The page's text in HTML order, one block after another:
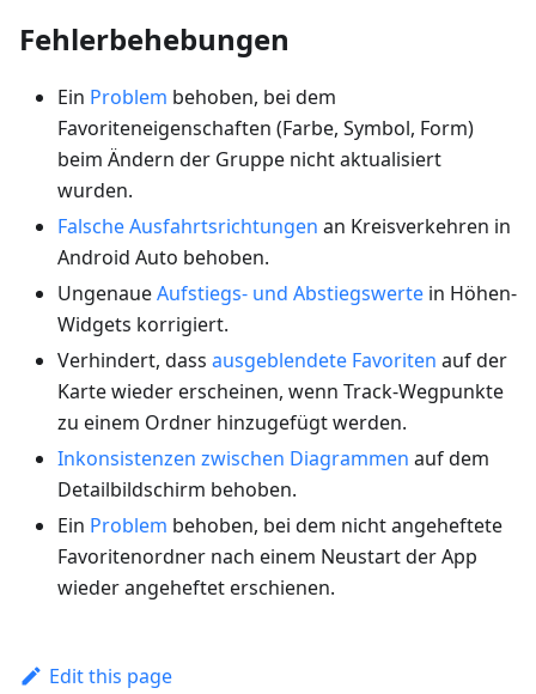
Fehlerbehebungen
Ein Problem behoben, bei dem
Favoriteneigenschaften (Farbe, Symbol, Form)
beim Ändern der Gruppe nicht aktualisiert
wurden.
Falsche Ausfahrtsrichtungen an Kreisverkehren in
Android Auto behoben.
UngenaueAufstiegs- und Abstiegswerte in Höhen-
Widgets korrigiert.
Verhindert, dass ausgeblendete Favoriten auf der
Karte wieder erscheinen, wenn Track-Wegpunkte
zu einem Ordner hinzugefügt werden.
Inkonsistenzen zwischen Diagrammen auf dem
Detailbildschirm behoben.
Ein Problem behoben, bei dem nicht angeheftete
Favoritenordner nach einem Neustart der App
wieder angeheftet erschienen.
Edit this page